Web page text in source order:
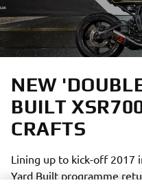
NEW
BUILT
CRAFTS
Lining up to kick-off 2017
Yard Built programme